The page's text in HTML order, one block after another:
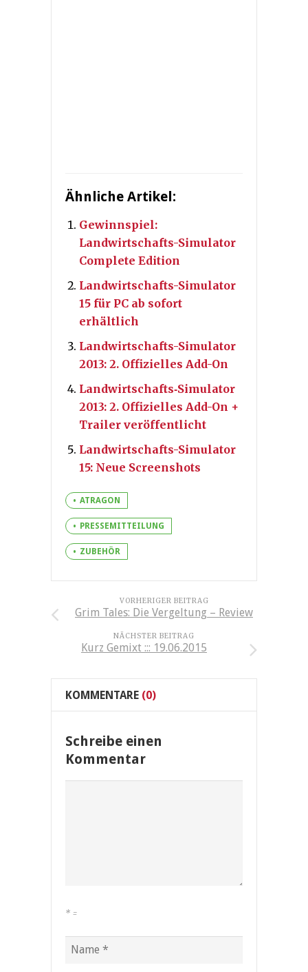
Ähnliche Artikel:
Gewinnspiel:
Landwirtschafts-Simulator
Complete Edition
Landwirtschafts-Simulator
15 für PC ab sofort
erhältlich
Landwirtschafts-Simulator
2013: 2. Offizielles Add-On
Landwirtschafts‐Simulator
2013: 2. Offizielles Add-On +
Trailer veröffentlicht
Landwirtschafts-Simulator
15: Neue Screenshots
ATRAGON
PRESSEMITTEILUNG
ZUBEHÖR
VORHERIGER BEITRAG
Grim Tales: Die Vergeltung – Review
NÄCHSTER BEITRAG
Kurz Gemixt ::: 19.06.2015
KOMMENTARE (0)
Schreibe einen
Kommentar
* =